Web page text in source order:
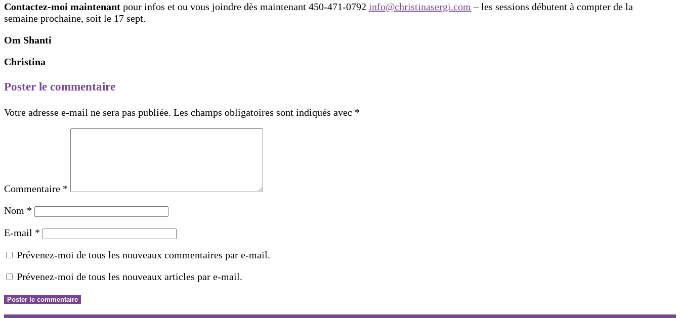
Contactez-moi maintenant pour infos et ou vous joindre dès maintenant 450-471-0792 info@christinasergi.com – les sessions débutent à compter de la
semaine prochaine, soit le 17 sept.
Om Shanti
Christina
Poster le commentaire
Votre adresse e-mail ne sera pas publiée. Les champs obligatoires sont indiqués avec *
Commentaire *
Nom *
E-mail *
Prévenez-moi de tous les nouveaux commentaires par e-mail.
Prévenez-moi de tous les nouveaux articles par e-mail.